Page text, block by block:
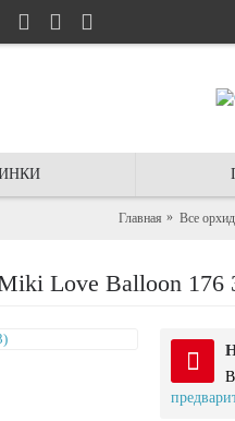
Главная Все
Love Balloon 176